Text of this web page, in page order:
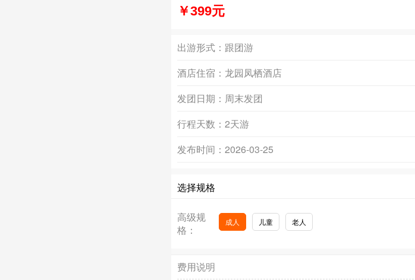
￥399元
出游形式： 跟团游
酒店住宿： 龙园凤栖酒店
发团日期： 周末发团
行程天数： 2天游
发布时间： 2026-03-25
选择规格
高级规
格：
成人 儿童 老人
费用说明